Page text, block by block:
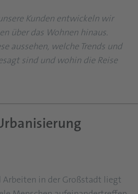
Kunden entwickeln wir
über das Wohnen hinaus.
aussehen, welche Trends und
sind und wohin die Reise
Arbeiten in der Großstadt liegt